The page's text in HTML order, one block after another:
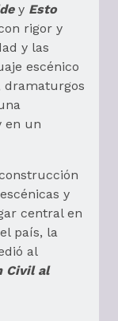
y Esto
rigor y
y las
escénico
dramaturgos
en un
y
central en
país, la
al
Civil al